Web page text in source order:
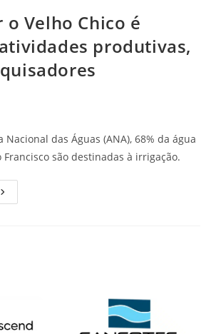
o Velho Chico é
produtivas,
Nacional das Águas (ANA), 68% da água
são destinadas à irrigação.